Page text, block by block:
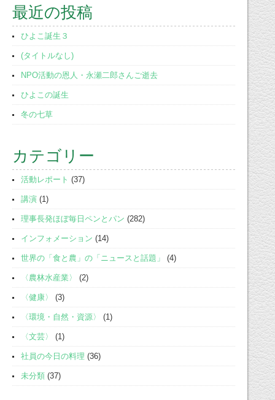
最近の投稿
ひよこ誕生３
(タイトルなし)
NPO活動の恩人・永瀬二郎さんご逝去
ひよこの誕生
冬の七草
カテゴリー
活動レポート (37)
講演 (1)
理事長発ほぼ毎日ペンとパン (282)
インフォメーション (14)
世界の「食と農」の「ニュースと話題」 (4)
〈農林水産業〉 (2)
〈健康〉 (3)
〈環境・自然・資源〉 (1)
〈文芸〉 (1)
社員の今日の料理 (36)
未分類 (37)